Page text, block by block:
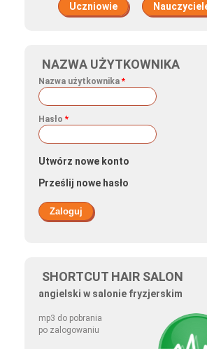
Uczniowie
NAZWA UŻYTKOWNIKA
Nazwa użytkownika *
Hasło *
Utwórz nowe konto
Prześlij nowe hasło
SHORTCUT HAIR SALON
angielski w salonie fryzjerskim
mp3 do pobrania
po zalogowaniu